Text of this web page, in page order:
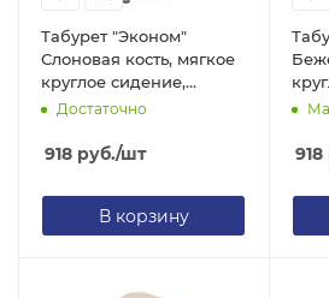
Табурет "Эконом"
Слоновая кость, мягкое
круглое сидение,
d=320мм, метал.каркас
Достаточно
918 руб./шт
В корзину
918